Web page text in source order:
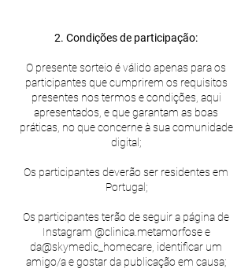
2. Condições de participação:
O presente sorteio é válido apenas para os
participantes que cumprirem os requisitos
presentes nos termos e condições, aqui
apresentados, e que garantam as boas
práticas, no que concerne à sua comunidade
digital;
Os participantes deverão ser residentes em
Portugal;
Os participantes terão de seguir a página de
Instagram @clinica.metamorfose e
da@skymedic_homecare, identificar um
amigo/a e gostar da publicação em causa;